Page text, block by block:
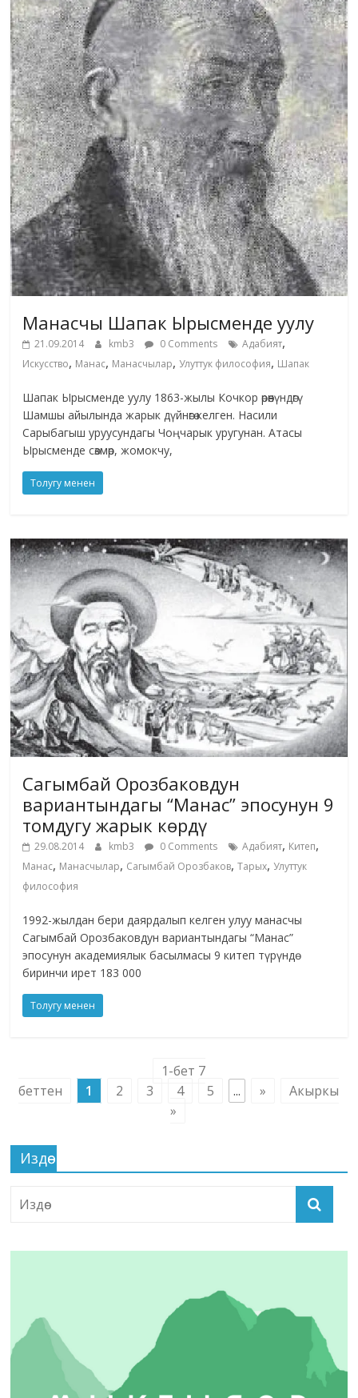
Манасчы Шапак Ырысменде уулу
21.09.2014 kmb3 0 Comments Адабият,
Искусство, Манас, Манасчылар, Улуттук философия, Шапак
Шапак Ырысменде уулу 1863-жылы Кочкор өрөөнүндөгү
Шамшы айылында жарык дүйнөгө келген. Насили
Сарыбагыш уруусундагы Чоңчарык уругунан. Атасы
Ырысменде сөзмөр, жомокчу,
Толугу менен
Сагымбай Орозбаковдун
вариантындагы “Манас” эпосунун 9
томдугу жарык көрдү
29.08.2014 kmb3 0 Comments Адабият, Китеп,
Манас, Манасчылар, Сагымбай Орозбаков,Тарых, Улуттук
философия
1992-жылдан бери даярдалып келген улуу манасчы
Сагымбай Орозбаковдун вариантындагы “Манас”
эпосунун академиялык басылмасы 9 китеп түрүндө
биринчи ирет 183 000
Толугу менен
1-бет 7
беттен
1 2 3 4 5 ... »
Акыркы
»
Издөө